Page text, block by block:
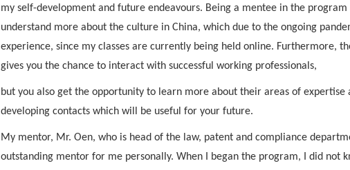
my self-development and future endeavours. Being a mentee in the
understand more about the culture in China, which due to the ongoing
experience, since my classes are currently being held online. Furthermore,
gives you the chance to interact with successful working professionals,
but you also get the opportunity to learn more about their areas of expertise
developing contacts which will be useful for your future.
My mentor, Mr. Oen, who is head of the law, patent and compliance
outstanding mentor for me personally. When I began the program, I did not